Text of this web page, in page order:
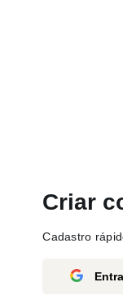
Criar
Cadastro